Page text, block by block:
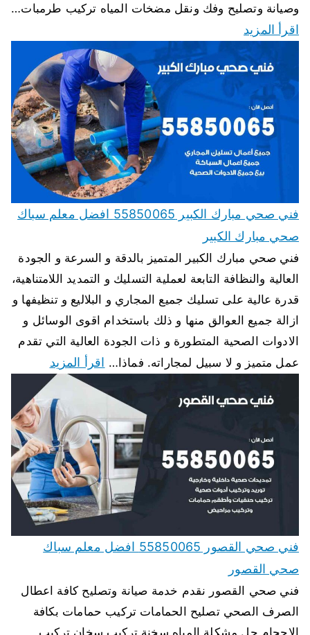
وصيانة وتصليح وفك ونقل مضخات المياه تركيب طرمبات…
اقرأ المزيد
فني صحي مبارك الكبير 55850065 افضل معلم سباك
صحي مبارك الكبير
فني صحي مبارك الكبير المتميز بالدقة و السرعة و الجودة
العالية والنظافة التابعة لعملية التسليك و التمديد اللامتناهية،
قدرة عالية على تسليك جميع المجاري و البلاليع و تنظيفها و
ازالة جميع العوالق منها و ذلك باستخدام اقوى الوسائل و
الادوات الصحية المتطورة و ذات الجودة العالية التي تقدم
عمل متميز و لا سبيل لمجاراته. فماذا… اقرأ المزيد
فني صحي القصور 55850065 افضل معلم سباك
صحي القصور
فني صحي القصور نقدم خدمة صيانة وتصليح كافة اعطال
الصرف الصحي تصليح الحمامات تركيب حمامات بكافة